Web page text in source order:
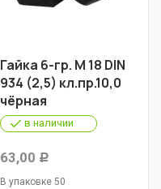
Гайка 6-гр. М 18 DIN
934 (2,5) кл.пр.10,0
чёрная
в наличии
63,00 Р
В упаковке 50